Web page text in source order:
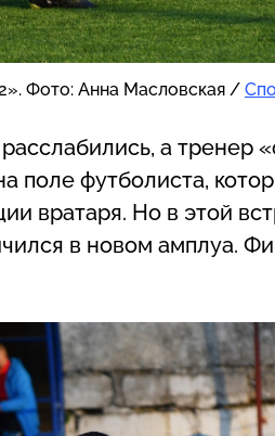
Фото: Анна Масловская /
а тренер
поле футболиста,
вратаря. Но в этой
в новом амплуа.